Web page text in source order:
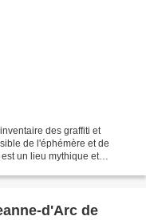
des graffiti et
de l'éphémère et de
un lieu mythique et
d'Arc de